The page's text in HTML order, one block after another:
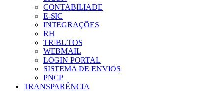
CONTABILIADE
E-SIC
INTEGRAÇÕES
RH
TRIBUTOS
WEBMAIL
LOGIN PORTAL
SISTEMA DE ENVIOS
PNCP
TRANSPARÊNCIA